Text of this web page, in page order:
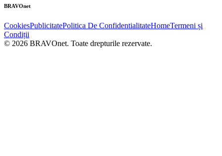
BRAVOnet
CookiesPublicitatePolitica De ConfidentialitateHomeTermeni și
Condiții
© 2026 BRAVOnet. Toate drepturile rezervate.